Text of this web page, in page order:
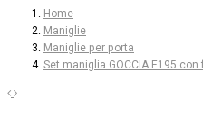
Home
Maniglie
Maniglie per porta
Set maniglia GOCCIA E195